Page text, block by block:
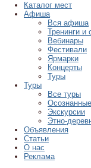
Каталог мест
Афиша
Вся афиша
Тренинги и
Вебинары
Фестивали
Ярмарки
Концерты
Туры
Туры
Все туры
Экскурсии
Этно-
Объявления
Статьи
О нас
Реклама